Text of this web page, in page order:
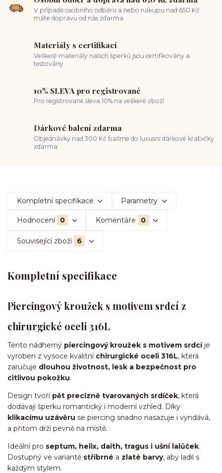
V případě osobního odběru a nebo nákupu nad 650 Kč
máte dopravu od nás zdarma
Materiály s certifikací
Veškeré materiály našich šperků jsou certifikovány a
testovány
10% SLEVA pro registrované
Pro registrované sleva 10% na veškeré zboží
Dárkové balení zdarma
Objednávky nad 300 Kč balíme do luxusní dárkové krabičky
zdarma
Kompletní specifikace Parametry
Hodnocení 0 Komentáře 0
Související zboží 6
Kompletní specifikace
Piercingový kroužek s motivem srdcí z
chirurgické oceli 316L
Tento nádherný piercingový kroužek s motivem srdcíje
vyroben z vysoce kvalitní chirurgické oceli 316L, která
zaručuje dlouhou životnost, lesk a bezpečnost pro
citlivou pokožku.
Design tvoří pět precizně tvarovaných srdíček, která
dodávají šperku romantický i moderní vzhled. Díky
klikacímu uzávěru se piercing snadno nasazuje i vyndává,
a přitom drží pevně na místě.
Ideální pro septum, helix, daith, tragus i ušní lalůček.
Dostupný ve variantě stříbrné a zlaté barvy, aby ladil s
každým stylem.